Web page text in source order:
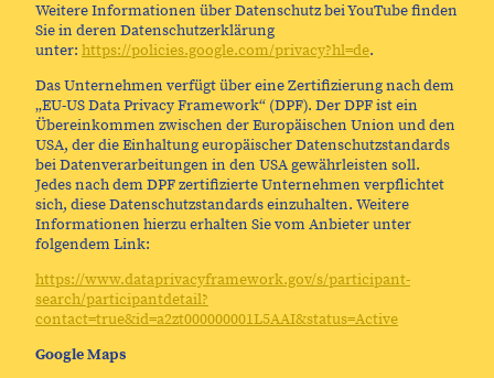
Weitere Informationen über Datenschutz bei YouTube finden
Sie in deren Datenschutzerklärung
unter: https://policies.google.com/privacy?hl=de.
Das Unternehmen verfügt über eine Zertifizierung nach dem
„EU-US Data Privacy Framework“ (DPF). Der DPF ist ein
Übereinkommen zwischen der Europäischen Union und den
USA, der die Einhaltung europäischer Datenschutzstandards
bei Datenverarbeitungen in den USA gewährleisten soll.
Jedes nach dem DPF zertifizierte Unternehmen verpflichtet
sich, diese Datenschutzstandards einzuhalten. Weitere
Informationen hierzu erhalten Sie vom Anbieter unter
folgendem Link:
https://www.dataprivacyframework.gov/s/participant-
search/participantdetail?
contact=true&id=a2zt000000001L5AAI&status=Active
Google Maps